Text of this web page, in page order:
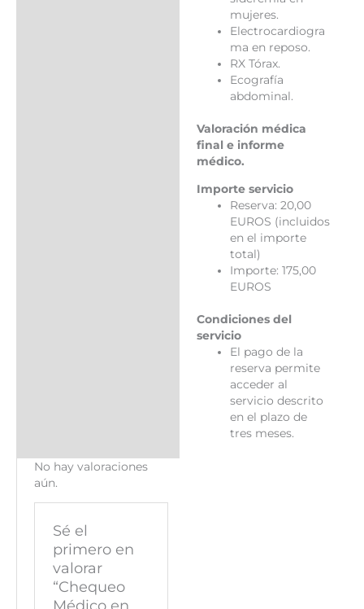
mujeres.
Electrocardiogra
ma en reposo.
RX Tórax.
Ecografía
abdominal.
Valoración médica
final e informe
médico.
Importe servicio
Reserva: 20,00
EUROS (incluidos
en el importe
total)
Importe: 175,00
EUROS
Condiciones del
servicio
El pago de la
reserva permite
acceder al
servicio descrito
en el plazo de
tres meses.
No hay valoraciones
aún.
Sé el
primero en
valorar
“Chequeo